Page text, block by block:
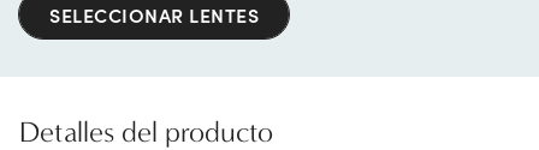
SELECCIONAR LENTES
Detalles del producto